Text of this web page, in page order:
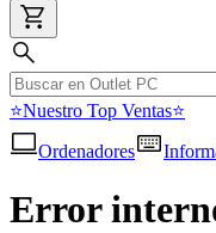
⭐Nuestro Top Ventas⭐
Ordenadores
Error